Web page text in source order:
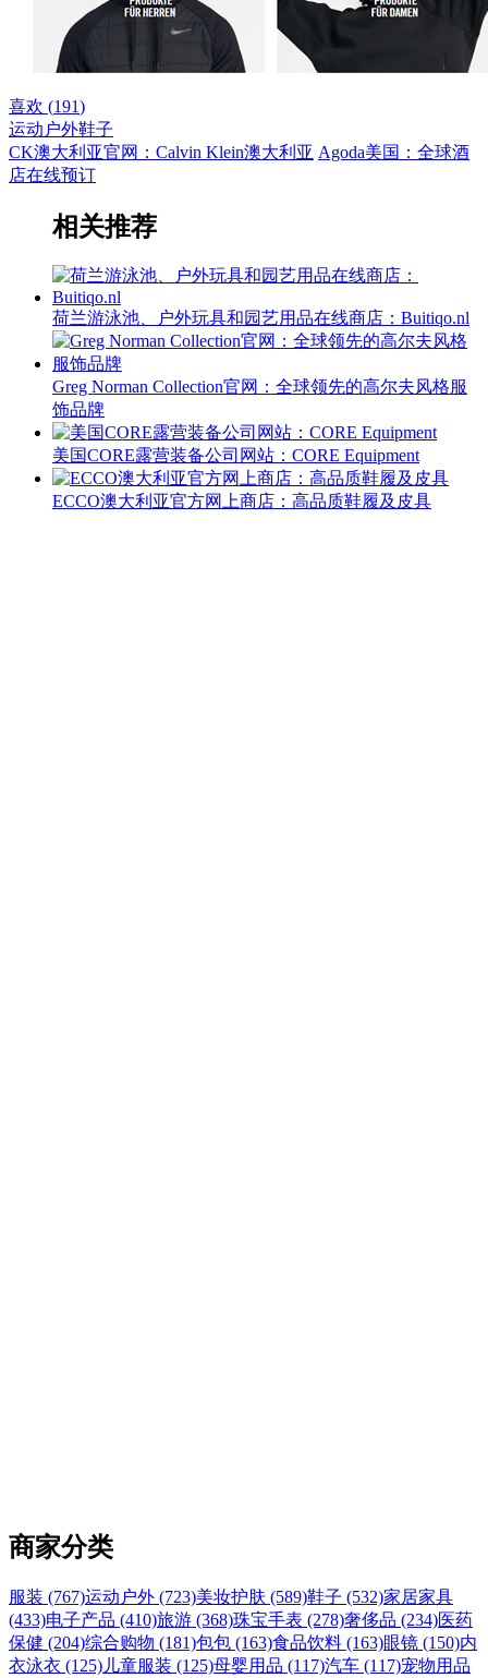
喜欢 (191)
运动户外鞋子
CK澳大利亚官网：Calvin Klein澳大利亚 Agoda美国：全球酒
店在线预订
相关推荐
荷兰游泳池、户外玩具和园艺用品在线商店：Buitiqo.nl
Greg Norman Collection官网：全球领先的高尔夫风格服
饰品牌
美国CORE露营装备公司网站：CORE Equipment
ECCO澳大利亚官方网上商店：高品质鞋履及皮具
商家分类
服装 (767)运动户外 (723)美妆护肤 (589)鞋子 (532)家居家具
(433)电子产品 (410)旅游 (368)珠宝手表 (278)奢侈品 (234)医药
保健 (204)综合购物 (181)包包 (163)食品饮料 (163)眼镜 (150)内
衣泳衣 (125) 儿童服装 (125)母婴用品 (117)汽车 (117)宠物用品